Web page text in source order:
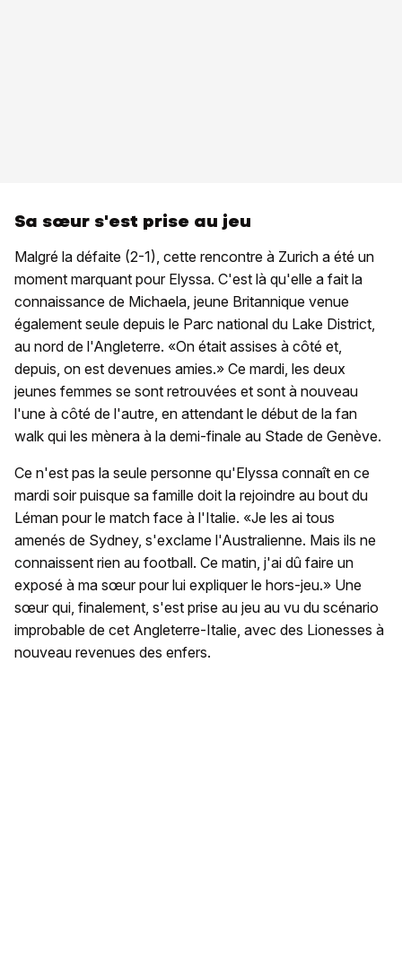
Sa sœur s'est prise au jeu
Malgré la défaite (2-1), cette rencontre à Zurich a été un
moment marquant pour Elyssa. C'est là qu'elle a fait la
connaissance de Michaela, jeune Britannique venue
également seule depuis le Parc national du Lake District,
au nord de l'Angleterre. «On était assises à côté et,
depuis, on est devenues amies.» Ce mardi, les deux
jeunes femmes se sont retrouvées et sont à nouveau
l'une à côté de l'autre, en attendant le début de la fan
walk qui les mènera à la demi-finale au Stade de Genève.
Ce n'est pas la seule personne qu'Elyssa connaît en ce
mardi soir puisque sa famille doit la rejoindre au bout du
Léman pour le match face à l'Italie. «Je les ai tous
amenés de Sydney, s'exclame l'Australienne. Mais ils ne
connaissent rien au football. Ce matin, j'ai dû faire un
exposé à ma sœur pour lui expliquer le hors-jeu.» Une
sœur qui, finalement, s'est prise au jeu au vu du scénario
improbable de cet Angleterre-Italie, avec des Lionesses à
nouveau revenues des enfers.